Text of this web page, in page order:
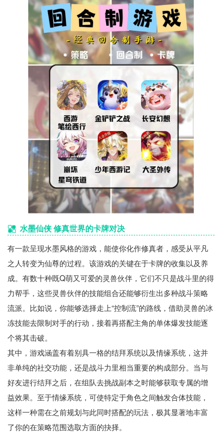
水墨仙侠 修真世界的卡牌对决
有一款呈现水墨风格的游戏，能使你化作修真者，感受从平凡
之人转变为仙尊的过程。该游戏的关键在于卡牌的收集以及养
成。有数十种既Q萌又可爱的灵兽伙伴，它们不只是战斗里的得
力帮手，这些灵兽伙伴的技能组合还能够衍生出多种战斗策略
流派。比如说，你能够选择走上“控制流”的路线，借助灵兽的冰
冻技能去限制对手的行动，接着再搭配主角的单体爆发技能逐
个将其击破。
其中，游戏涵盖有着别具一格的结拜系统以及情缘系统，这并
非单纯的社交功能，还是战斗力里相当重要的构成部分。当与
好友进行结拜之后，在组队去挑战副本之时能够获取专属的增
益效果。至于情缘系统，可使特定于角色之间触发合体技能，
这样一种需在之前规划与此同时搭配的玩法，极其显著地丰富
了你的在策略范围选取方面的抉择。